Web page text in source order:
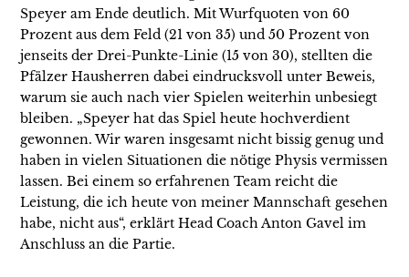
Speyer am Ende deutlich. Mit Wurfquoten von 60
Prozent aus dem Feld (21 von 35) und 50 Prozent von
jenseits der Drei-Punkte-Linie (15 von 30), stellten die
Pfälzer Hausherren dabei eindrucksvoll unter Beweis,
warum sie auch nach vier Spielen weiterhin unbesiegt
bleiben. „Speyer hat das Spiel heute hochverdient
gewonnen. Wir waren insgesamt nicht bissig genug und
haben in vielen Situationen die nötige Physis vermissen
lassen. Bei einem so erfahrenen Team reicht die
Leistung, die ich heute von meiner Mannschaft gesehen
habe, nicht aus“, erklärt Head Coach Anton Gavel im
Anschluss an die Partie.